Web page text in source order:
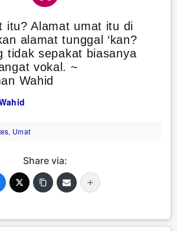
itu? Alamat umat itu di
alamat tunggal ‘kan?
tidak sepakat biasanya
vokal. ~
Wahid
, Umat
Share via: